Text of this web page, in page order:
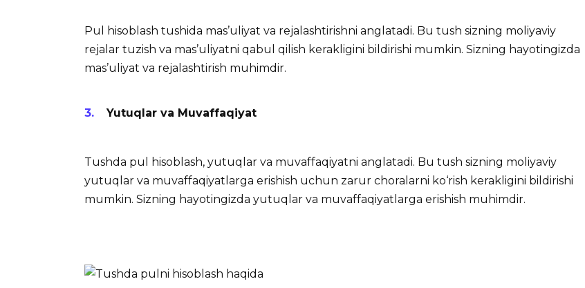
Pul hisoblash tushida mas’uliyat va rejalashtirishni anglatadi. Bu tush sizning moliyaviy
rejalar tuzish va mas’uliyatni qabul qilish kerakligini bildirishi mumkin. Sizning hayotingizda
mas’uliyat va rejalashtirish muhimdir.
Yutuqlar va Muvaffaqiyat
Tushda pul hisoblash, yutuqlar va muvaffaqiyatni anglatadi. Bu tush sizning moliyaviy
yutuqlar va muvaffaqiyatlarga erishish uchun zarur choralarni ko‘rish kerakligini bildirishi
mumkin. Sizning hayotingizda yutuqlar va muvaffaqiyatlarga erishish muhimdir.